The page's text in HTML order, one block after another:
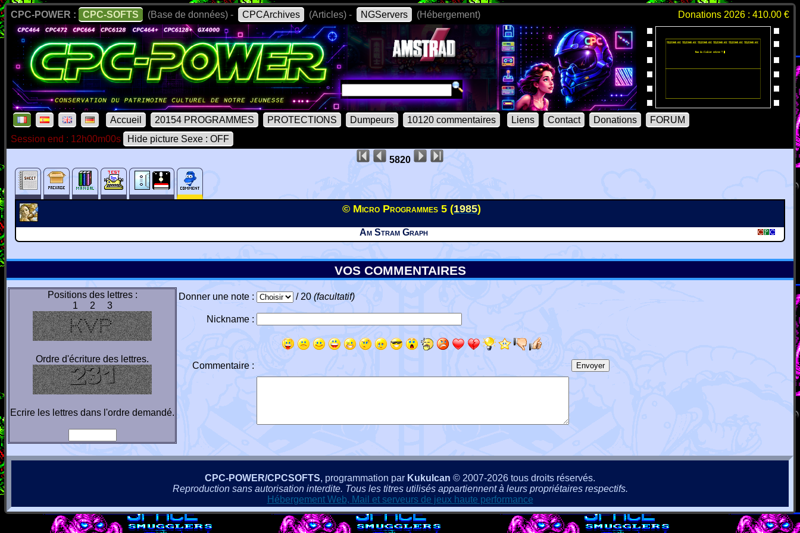
CPC-POWER : CPC-SOFTS (Base de données) - CPCArchives (Articles) - NGServers (Hébergement) Donations 2026 : 410.00 €
Accueil 20154 PROGRAMMES PROTECTIONS Dumpeurs 10120 commentaires Liens Contact Donations
FORUM
Session end : 12h00m00s
Hide picture Sexe : OFF
5820
© Micro Programmes 5 (1985)
Am Stram Graph
VOS COMMENTAIRES
Positions des lettres :
1 2 3
Ordre d'écriture des lettres.
Ecrire les lettres dans l'ordre demandé.
Donner une note : / 20 (facultatif)
Nickname :
Commentaire :
CPC-POWER/CPCSOFTS, programmation par Kukulcan © 2007-2026 tous droits réservés.
Reproduction sans autorisation interdite. Tous les titres utilisés appartiennent à leurs propriétaires respectifs.
Hébergement Web, Mail et serveurs de jeux haute performance